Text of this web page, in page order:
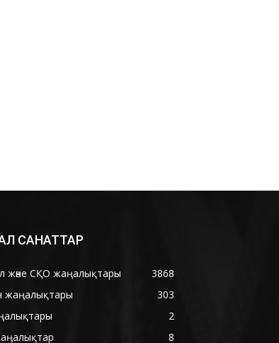
САНАТТАР
және СҚО жаңалықтары
3868
жаңалықтары
303
2
8